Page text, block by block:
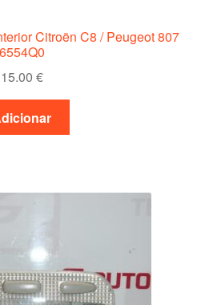
Citroën C8 / Peugeot 807
6554Q0
15.00 €